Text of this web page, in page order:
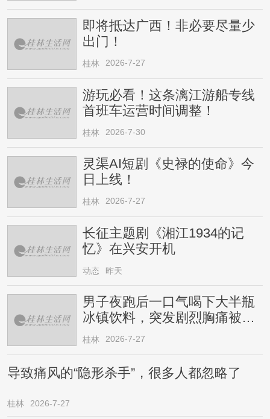
即将抵达广西！非必要尽量少
出门！
桂林 2026-7-27
游玩必看！这条漓江游船专线
首班车运营时间调整！
桂林 2026-7-30
灵渠AI短剧《史禄的使命》今
日上线！
桂林 2026-7-27
长征主题剧《湘江1934的记
忆》在兴安开机
动态 昨天
男子夜跑后一口气喝下大半瓶
冰镇饮料，突发剧烈胸痛被送
医！医生提醒→
桂林 2026-7-27
导致痛风的“隐形杀手”，很多人都忽略了
桂林 2026-7-27